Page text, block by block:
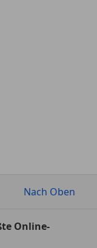
Nach Oben
Online-